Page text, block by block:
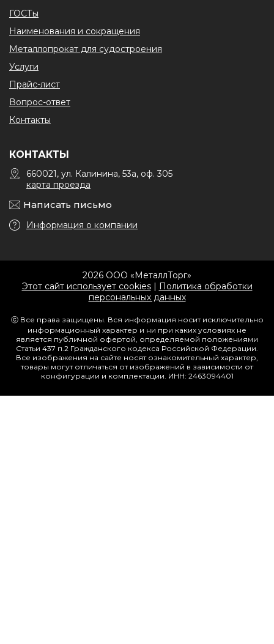
ГОСТы
Наименования и сокращения
Металлопрокат для судостроения
Услуги
Прайс-лист
Вопрос-ответ
Контакты
КОНТАКТЫ
660021, ул. Калинина, 53а, оф. 305
карта проезда
Написать письмо
Информация о компании
2026 ООО «МеталлТорг»
Этот сайт использует cookies| Политика обработки
персональных данных
ⓒ Все права защищены. Вся информация носит исключительно
информационный характер и ни при каких условиях не
является публичной офертой, определяемой положениями
Статьи 437 п.2 Гражданского кодекса Российской Федерации.
Все изображения на сайте носят ознакомительный характер,
товары могут отличаться от изображений в зависимости от
конфигурации и комплектации. ИНН: 2463094401